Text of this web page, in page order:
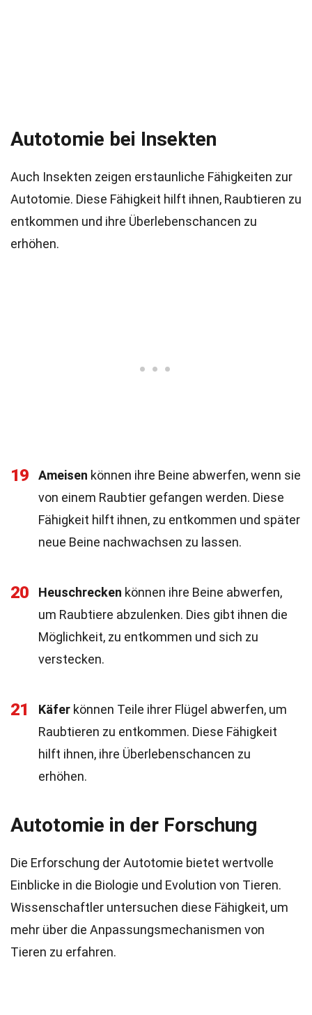
Autotomie bei Insekten
Auch Insekten zeigen erstaunliche Fähigkeiten zur
Autotomie. Diese Fähigkeit hilft ihnen, Raubtieren zu
entkommen und ihre Überlebenschancen zu
erhöhen.
19 Ameisen können ihre Beine abwerfen, wenn sie
von einem Raubtier gefangen werden. Diese
Fähigkeit hilft ihnen, zu entkommen und später
neue Beine nachwachsen zu lassen.
20 Heuschrecken können ihre Beine abwerfen,
um Raubtiere abzulenken. Dies gibt ihnen die
Möglichkeit, zu entkommen und sich zu
verstecken.
21 Käfer können Teile ihrer Flügel abwerfen, um
Raubtieren zu entkommen. Diese Fähigkeit
hilft ihnen, ihre Überlebenschancen zu
erhöhen.
Autotomie in der Forschung
Die Erforschung der Autotomie bietet wertvolle
Einblicke in die Biologie und Evolution von Tieren.
Wissenschaftler untersuchen diese Fähigkeit, um
mehr über die Anpassungsmechanismen von
Tieren zu erfahren.